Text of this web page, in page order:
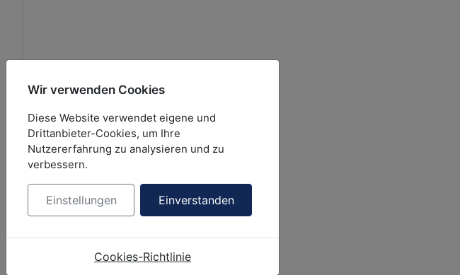
Wir verwenden Cookies
Diese Website verwendet eigene und
Drittanbieter-Cookies, um Ihre
Nutzererfahrung zu analysieren und zu
verbessern.
Einstellungen Einverstanden
Cookies-Richtlinie